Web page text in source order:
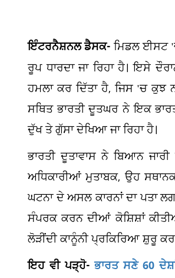
ਇੰਟਰਨੈਸ਼ਨਲ ਡੈਸਕ-ਮਿਡਲ ਈਸਟ
ਰੂਪ ਧਾਰਦਾ ਜਾ ਰਿਹਾ ਹੈ। ਇਸੇ
ਹਮਲਾ ਕਰ ਦਿੱਤਾ ਹੈ, ਜਿਸ 'ਚ ਕੁਝ
ਸਥਿਤ ਭਾਰਤੀ ਦੂਤਘਰ ਨੇ ਇਕ
ਦੁੱਖ ਤੇ ਗੁੱਸਾ ਦੇਖਿਆ ਜਾ ਰਿਹਾ ਹੈ।
ਭਾਰਤੀ ਦੂਤਾਵਾਸ ਨੇ ਬਿਆਨ
ਅਧਿਕਾਰੀਆਂ ਮੁਤਾਬਕ, ਉਹ
ਘਟਨਾ ਦੇ ਅਸਲ ਕਾਰਨਾਂ ਦਾ ਪਤਾ
ਸੰਪਰਕ ਕਰਨ ਦੀਆਂ ਕੋਸ਼ਿਸ਼ਾਂ
ਲੋੜੀਂਦੀ ਕਾਨੂੰਨੀ ਪ੍ਰਕਿਰਿਆ ਸ਼ੁਰੂ
ਇਹ ਵੀ ਪੜ੍ਹੋ- ਭਾਰਤ ਸਣੇ 60